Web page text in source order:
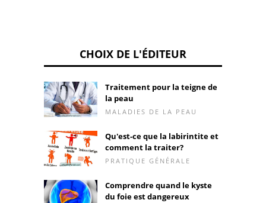
CHOIX DE L'ÉDITEUR
Traitement pour la teigne de
la peau
MALADIES DE LA PEAU
Qu'est-ce que la labirintite et
comment la traiter?
PRATIQUE GÉNÉRALE
Comprendre quand le kyste
du foie est dangereux